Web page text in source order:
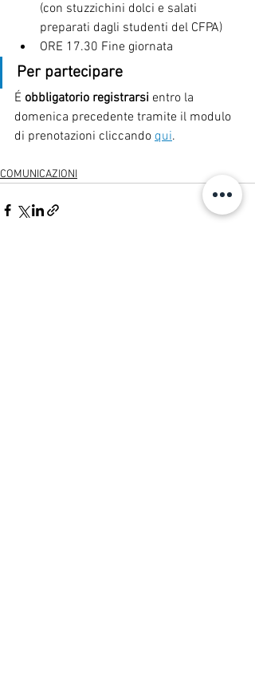
(con stuzzichini dolci e salati
preparati dagli studenti del CFPA)
ORE 17.30 Fine giornata
Per partecipare
É obbligatorio registrarsi entro la
domenica precedente tramite il modulo
di prenotazioni cliccando qui.
COMUNICAZIONI